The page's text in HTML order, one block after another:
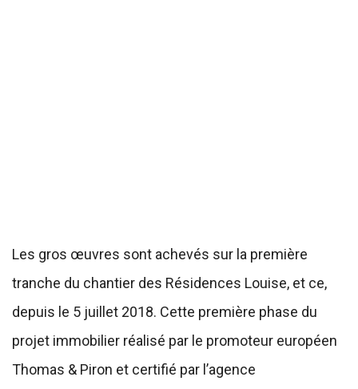
Les gros œuvres sont achevés sur la première
tranche du chantier des Résidences Louise, et ce,
depuis le 5 juillet 2018. Cette première phase du
projet immobilier réalisé par le promoteur européen
Thomas & Piron et certifié par l’agence